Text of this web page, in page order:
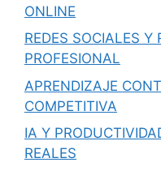
ONLINE
REDES SOCIALES Y
PROFESIONAL
APRENDIZAJE
COMPETITIVA
IA Y
REALES